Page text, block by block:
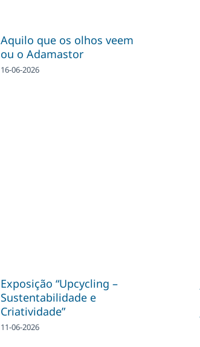
Aquilo que os olhos veem
ou o Adamastor
16-06-2026
Exposição “Upcycling –
Sustentabilidade e
Criatividade”
11-06-2026